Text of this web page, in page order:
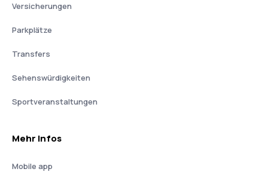
Versicherungen
Parkplätze
Transfers
Sehenswürdigkeiten
Sportveranstaltungen
Mehr Infos
Mobile app